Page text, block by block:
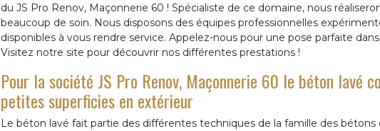
du JS Pro Renov, Maçonnerie 60 ! Spécialiste de ce domaine, nous
beaucoup de soin. Nous disposons des équipes professionnelles
disponibles à vous rendre service. Appelez-nous pour une pose parfaite dans
Visitez notre site pour découvrir nos différentes prestations !
Pour la société JS Pro Renov, Maçonnerie 60 le béton lavé
petites superficies en extérieur
Le béton lavé fait partie des différentes techniques de la famille des bétons